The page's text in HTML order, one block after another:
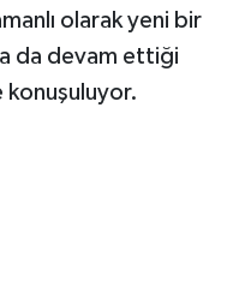
olarak yeni bir
da devam ettiği
konuşuluyor.